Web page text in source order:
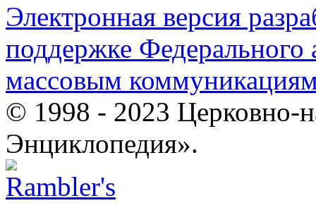
Электронная версия
поддержке Федерального
массовым
© 1998 - 2023 Церковно-
Энциклопедия».